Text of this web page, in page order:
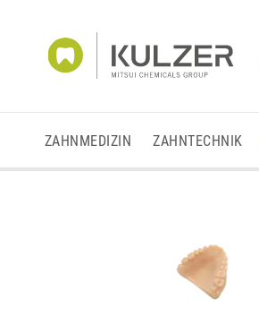
ZAHNMEDIZIN ZAHNTECHNIK